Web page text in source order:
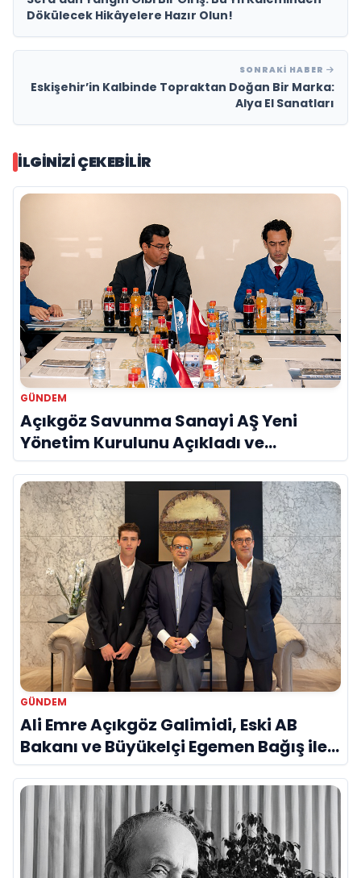
Dökülecek Hikâyelere Hazır Olun!
SONRAKI HABER
Eskişehir’in Kalbinde Topraktan Doğan Bir Marka:
Alya El Sanatları
İLGINIZI ÇEKEBILIR
GÜNDEM
Açıkgöz Savunma Sanayi AŞ Yeni
Yönetim Kurulunu Açıkladı ve
Savunma Sanayinde Küresel Vizyon
Vurgusu
GÜNDEM
Ali Emre Açıkgöz Galimidi, Eski AB
Bakanı ve Büyükelçi Egemen Bağış ile
Bir Araya Geldi